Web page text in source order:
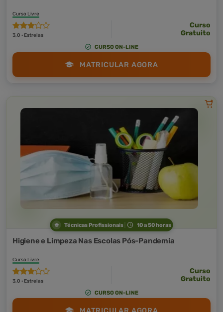
Curso Livre
3,0 · Estrelas
Curso
Gratuito
CURSO ON-LINE
MATRICULAR AGORA
Técnicas Profissionais 10 a 50 horas
Higiene e Limpeza Nas Escolas Pós-Pandemia
Curso Livre
3,0 · Estrelas
Curso
Gratuito
CURSO ON-LINE